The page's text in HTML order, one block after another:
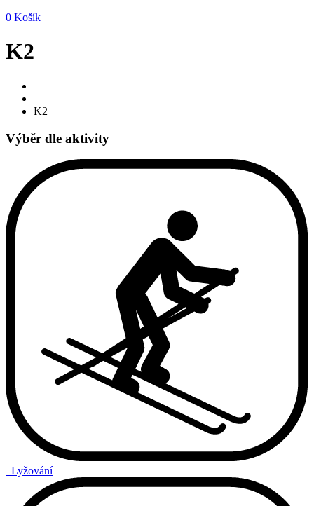
0 Košík
K2
K2
Výběr dle aktivity
Lyžování